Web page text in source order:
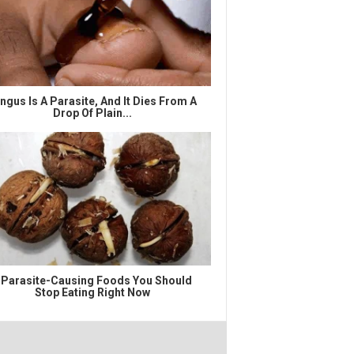
Is A Parasite, And It Dies From A
Drop Of Plain...
Causing Foods You Should
Stop Eating Right Now